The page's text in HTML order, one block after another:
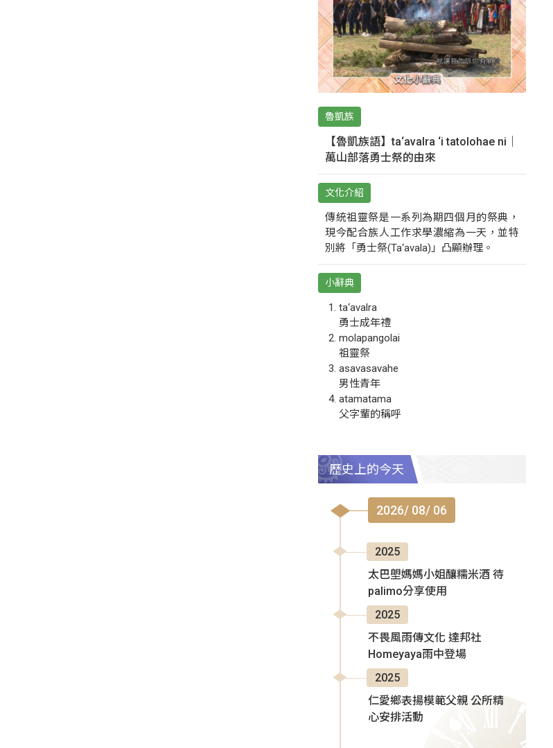
魯凱族
【魯凱族語】ta‘avalra ‘i tatolohae ni｜
萬山部落勇士祭的由來
文化介紹
傳統祖靈祭是一系列為期四個月的祭典，
現今配合族人工作求學濃縮為一天，並特
別將「勇士祭(Ta‘avala)」凸顯辦理。
小辭典
ta‘avalra
勇士成年禮
molapangolai
祖靈祭
asavasavahe
男性青年
atamatama
父字輩的稱呼
歷史上的今天
2026/ 08/ 06
2025
太巴塱媽媽小姐釀糯米酒 待
palimo分享使用
2025
不畏風雨傳文化 達邦社
Homeyaya雨中登場
2025
仁愛鄉表揚模範父親 公所精
心安排活動